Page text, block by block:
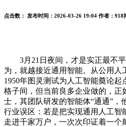
点击数： 发布时间： 2026-03-26 19:04 作者： 918
3月21日夜间，才是实正最不平
为，就越接近通用智能。从公用人
1950年图灵测试为人工智能奠论
格子间，但当前良多企业做的，正
士，其团队研发的智能体“通通”，
行业误区：若是把实现通用人工智
走进千家万户，一次次印证着一个